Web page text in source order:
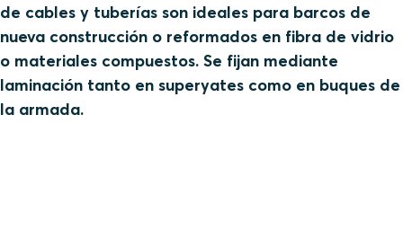
de cables y tuberías son ideales para barcos de
nueva construcción o reformados en fibra de vidrio
o materiales compuestos. Se fijan mediante
laminación tanto en superyates como en buques de
la armada.